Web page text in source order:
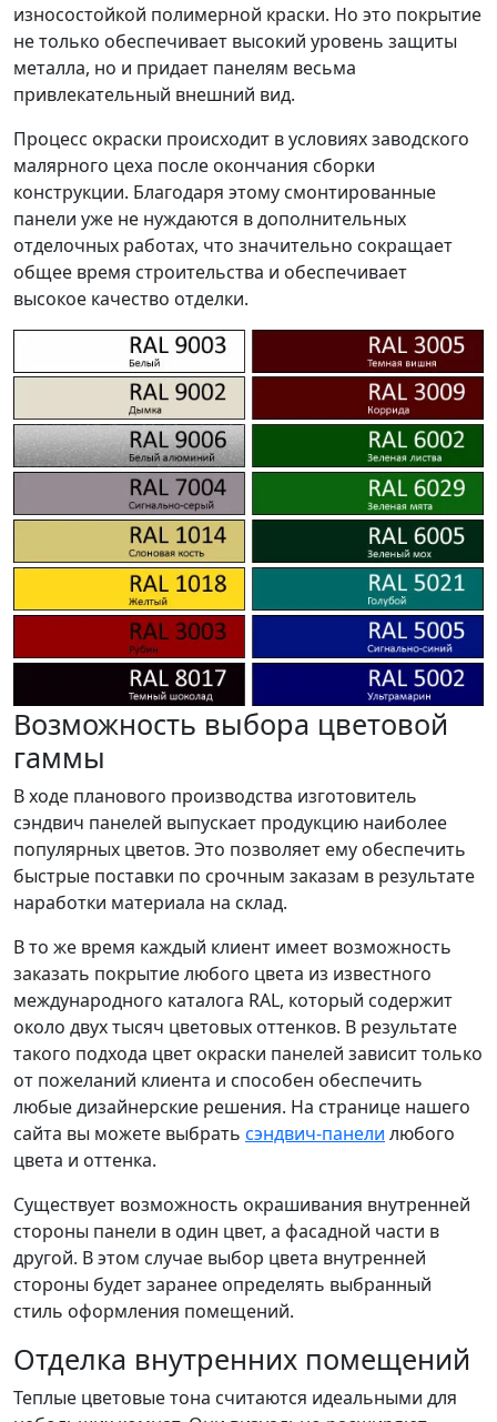
износостойкой полимерной краски. Но это покрытие
не только обеспечивает высокий уровень защиты
металла, но и придает панелям весьма
привлекательный внешний вид.
Процесс окраски происходит в условиях заводского
малярного цеха после окончания сборки
конструкции. Благодаря этому смонтированные
панели уже не нуждаются в дополнительных
отделочных работах, что значительно сокращает
общее время строительства и обеспечивает
высокое качество отделки.
Возможность выбора цветовой
гаммы
В ходе планового производства изготовитель
сэндвич панелей выпускает продукцию наиболее
популярных цветов. Это позволяет ему обеспечить
быстрые поставки по срочным заказам в результате
наработки материала на склад.
В то же время каждый клиент имеет возможность
заказать покрытие любого цвета из известного
международного каталога RAL, который содержит
около двух тысяч цветовых оттенков. В результате
такого подхода цвет окраски панелей зависит только
от пожеланий клиента и способен обеспечить
любые дизайнерские решения. На странице нашего
сайта вы можете выбрать сэндвич-панели любого
цвета и оттенка.
Существует возможность окрашивания внутренней
стороны панели в один цвет, а фасадной части в
другой. В этом случае выбор цвета внутренней
стороны будет заранее определять выбранный
стиль оформления помещений.
Отделка внутренних помещений
Теплые цветовые тона считаются идеальными для